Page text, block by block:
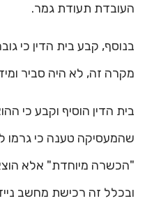
העובדת תעודת גמר.
בנוסף, קבע בית הדין כי
מקרה זה, לא היה סביר
בית הדין הוסיף וקבע כי
שהמעסיקה טענה כי גרמו
"הכשרה מיוחדת" אלא
ובכלל זה רכישת מחשב